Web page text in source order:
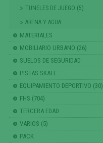
TUNELES DE JUEGO (5)
ARENA Y AGUA
MATERIALES
MOBILIARIO URBANO (26)
SUELOS DE SEGURIDAD
PISTAS SKATE
EQUIPAMIENTO DEPORTIVO (30)
FHS (704)
TERCERA EDAD
VARIOS (5)
PACK